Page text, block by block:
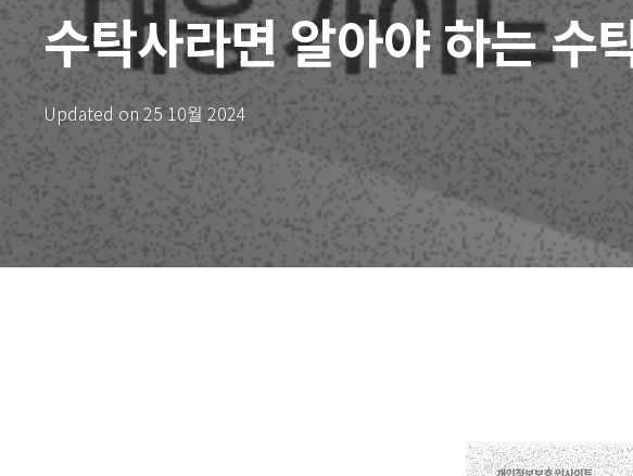
수탁사라면 알아야 하는 수
Updated on 25 10월 2024